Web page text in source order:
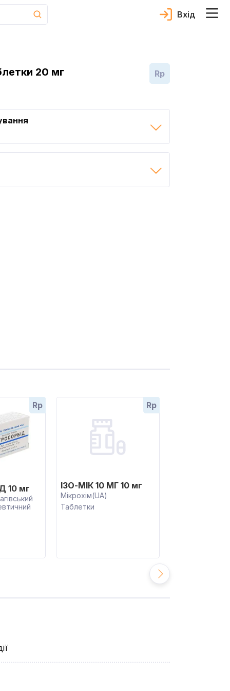
Вхід
20 мг Rp
Rp
10 мг
Rp
ІЗО-МІК 10 МГ 10 мг
Мікрохім(UA)
Таблетки